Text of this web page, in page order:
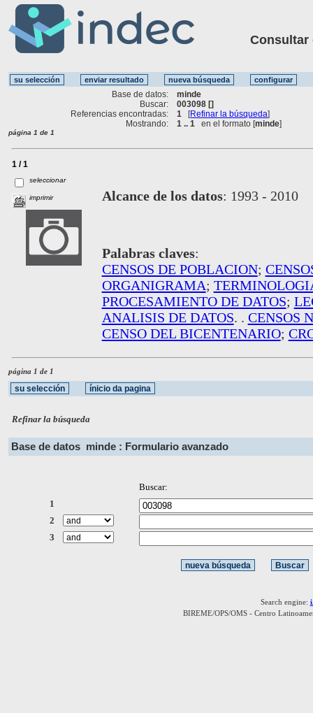
Consultar
Base de datos:
minde
Buscar:
003098 []
Referencias encontradas:
1 [Refinar la búsqueda]
Mostrando:
1 .. 1 en el formato [minde]
página 1 de 1
1 / 1
seleccionar
imprimir Alcance de los datos: 1993 - 2010
Palabras claves:
CENSOS DE POBLACION;
ORGANIGRAMA;
PROCESAMIENTO DE DATOS;
ANALISIS DE DATOS. . CENSOS
CENSO DEL BICENTENARIO;
página 1 de 1
Refinar la búsqueda
Base de datos minde : Formulario avanzado
Buscar:
1
2
3
Search engine:
BIREME/OPS/OMS - Centro